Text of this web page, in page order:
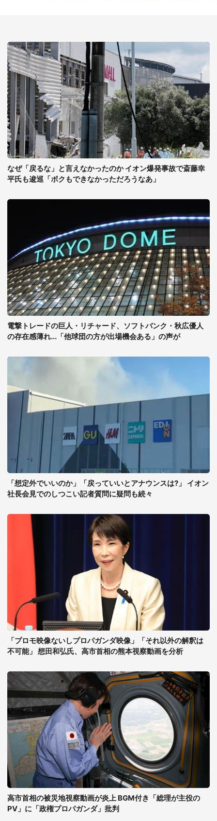
なぜ「戻るな」と言えなかったのか イオン爆発事故で斎藤幸
平氏も逡巡「ボクもできなかっただろうなあ」
電撃トレードの巨人・リチャード、ソフトバンク・秋広優人
の存在感薄れ...「他球団の方が出場機会ある」の声が
「想定外でいいのか」「戻っていいとアナウンスは?」 イオン
社長会見でのしつこい記者質問に疑問も続々
「プロモ映像ないしプロパガンダ映像」「それ以外の解釈は
不可能」 想田和弘氏、高市首相の熊本視察動画を分析
高市首相の被災地視察動画が炎上 BGM付き「総理が主役の
PV」に「政権プロパガンダ」批判